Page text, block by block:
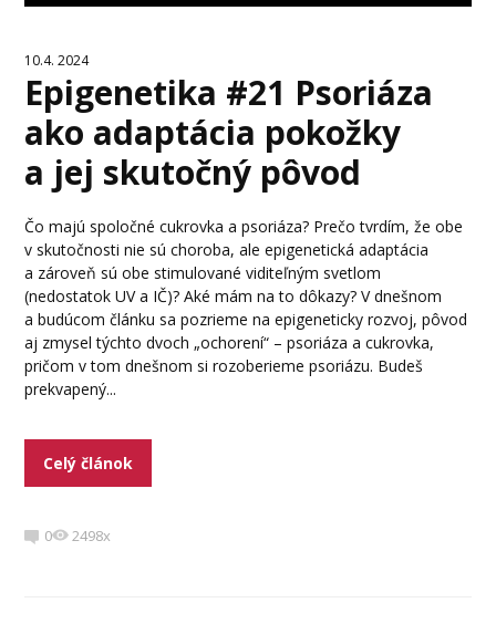
10.4. 2024
Epigenetika #21 Psoriáza
ako adaptácia pokožky
a jej skutočný pôvod
Čo majú spoločné cukrovka a psoriáza? Prečo tvrdím, že obe
v skutočnosti nie sú choroba, ale epigenetická adaptácia
a zároveň sú obe stimulované viditeľným svetlom
(nedostatok UV a IČ)? Aké mám na to dôkazy? V dnešnom
a budúcom článku sa pozrieme na epigeneticky rozvoj, pôvod
aj zmysel týchto dvoch „ochorení“ – psoriáza a cukrovka,
pričom v tom dnešnom si rozoberieme psoriázu. Budeš
prekvapený...
Celý článok
0 2498x